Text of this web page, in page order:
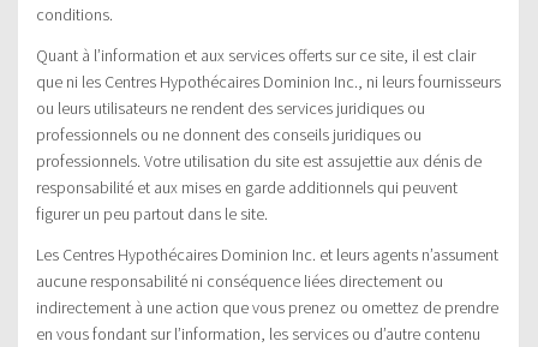
conditions.
Quant à l’information et aux services offerts sur ce site, il est clair
que ni les Centres Hypothécaires Dominion Inc., ni leurs fournisseurs
ou leurs utilisateurs ne rendent des services juridiques ou
professionnels ou ne donnent des conseils juridiques ou
professionnels. Votre utilisation du site est assujettie aux dénis de
responsabilité et aux mises en garde additionnels qui peuvent
figurer un peu partout dans le site.
Les Centres Hypothécaires Dominion Inc. et leurs agents n’assument
aucune responsabilité ni conséquence liées directement ou
indirectement à une action que vous prenez ou omettez de prendre
en vous fondant sur l’information, les services ou d’autre contenu